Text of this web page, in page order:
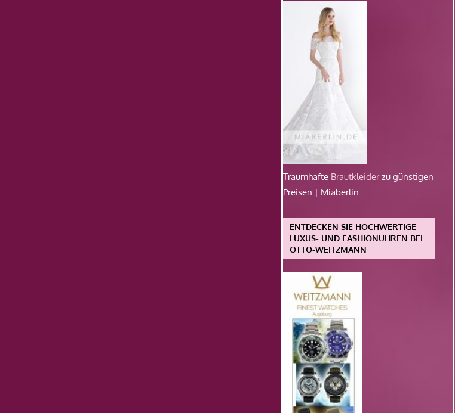
Traumhafte Brautkleiderzu günstigen
Preisen | Miaberlin
ENTDECKEN SIE HOCHWERTIGE
LUXUS- UND FASHIONUHREN BEI
OTTO-WEITZMANN